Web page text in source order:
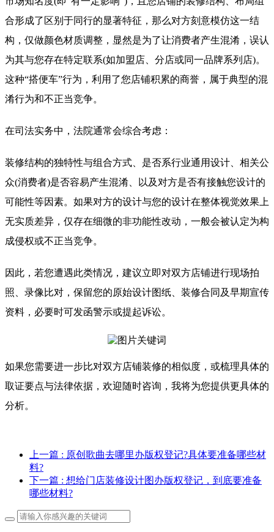
合形成了区别于同行的显著特征，那么对方刻意模仿这一结
构，仅做颜色材质调整，显然是为了让消费者产生混淆，误认
为其与您存在特定联系(如加盟店、分店或同一品牌系列店)。
这种“搭便车”行为，利用了您店铺积累的商誉，属于典型的混
淆行为和不正当竞争。
在司法实务中，法院通常会综合考虑：
装修结构的独特性与组合方式、是否系行业通用设计、相关公
众(消费者)是否容易产生混淆、以及对方是否有接触您设计的
可能性等因素。如果对方的设计与您的设计在整体视觉效果上
无实质差异，仅存在细微的非功能性改动，一般会被认定为构
成侵权或不正当竞争。
因此，若您遭遇此类情况，建议立即对双方店铺进行现场拍
照、录像比对，保留您的原始设计图纸、装修合同及早期宣传
资料，必要时可发函警示或提起诉讼。
如果您需要进一步比对双方店铺装修的相似度，或梳理具体的
取证要点与法律依据，欢迎随时咨询，我将为您提供更具体的
分析。
上一篇 : 原创歌曲去哪里办版权登记?具体要准备哪些材
料?
下一篇 : 想给门店装修设计图办版权登记，到底要准备
哪些材料?